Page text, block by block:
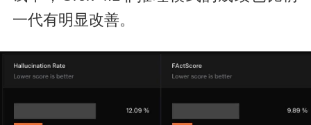
一代有明显改善。